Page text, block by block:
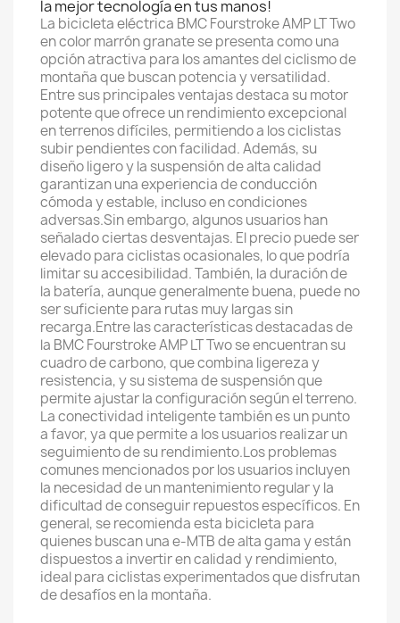
la mejor tecnología en tus manos!
La bicicleta eléctrica BMC Fourstroke AMP LT Two
en color marrón granate se presenta como una
opción atractiva para los amantes del ciclismo de
montaña que buscan potencia y versatilidad.
Entre sus principales ventajas destaca su motor
potente que ofrece un rendimiento excepcional
en terrenos difíciles, permitiendo a los ciclistas
subir pendientes con facilidad. Además, su
diseño ligero y la suspensión de alta calidad
garantizan una experiencia de conducción
cómoda y estable, incluso en condiciones
adversas.Sin embargo, algunos usuarios han
señalado ciertas desventajas. El precio puede ser
elevado para ciclistas ocasionales, lo que podría
limitar su accesibilidad. También, la duración de
la batería, aunque generalmente buena, puede no
ser suficiente para rutas muy largas sin
recarga.Entre las características destacadas de
la BMC Fourstroke AMP LT Two se encuentran su
cuadro de carbono, que combina ligereza y
resistencia, y su sistema de suspensión que
permite ajustar la configuración según el terreno.
La conectividad inteligente también es un punto
a favor, ya que permite a los usuarios realizar un
seguimiento de su rendimiento.Los problemas
comunes mencionados por los usuarios incluyen
la necesidad de un mantenimiento regular y la
dificultad de conseguir repuestos específicos. En
general, se recomienda esta bicicleta para
quienes buscan una e-MTB de alta gama y están
dispuestos a invertir en calidad y rendimiento,
ideal para ciclistas experimentados que disfrutan
de desafíos en la montaña.